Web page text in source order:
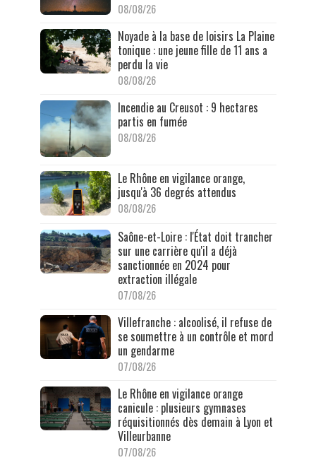
08/08/26
Noyade à la base de loisirs La Plaine
tonique : une jeune fille de 11 ans a
perdu la vie
08/08/26
Incendie au Creusot : 9 hectares
partis en fumée
08/08/26
Le Rhône en vigilance orange,
jusqu'à 36 degrés attendus
08/08/26
Saône-et-Loire : l'État doit trancher
sur une carrière qu'il a déjà
sanctionnée en 2024 pour
extraction illégale
07/08/26
Villefranche : alcoolisé, il refuse de
se soumettre à un contrôle et mord
un gendarme
07/08/26
Le Rhône en vigilance orange
canicule : plusieurs gymnases
réquisitionnés dès demain à Lyon et
Villeurbanne
07/08/26